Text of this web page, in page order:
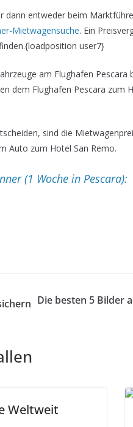
dann entweder beim
Mietwagensuche. Ein
user7}
am Flughafen Pescara
dem Flughafen Pescara zum
sind die
Auto zum Hotel San Remo.
(1 Woche in Pescara):
Die besten 5 Bilder
Weltweit